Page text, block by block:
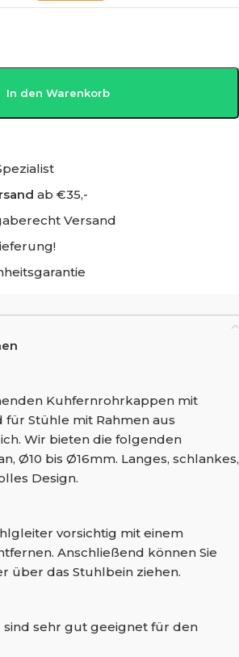
In den Warenkorb
ab €35,-
Versand
Kuhfernrohrkappen mit
für Stühle mit Rahmen aus
Wir bieten die folgenden
Ø10 bis Ø16mm. Langes, schlankes,
Design.
vorsichtig mit einem
Anschließend können Sie
über das Stuhlbein ziehen.
sehr gut geeignet für den